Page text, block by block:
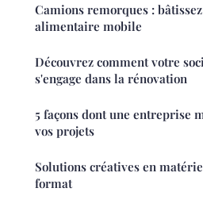
Camions remorques :
alimentaire mobile
Découvrez comment votre
s'engage dans la rénovation
5 façons dont une entreprise
vos projets
Solutions créatives en
format